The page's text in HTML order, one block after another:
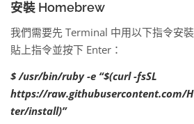
安裝 Homebrew
我們需要先 Terminal 中用以下指令安
貼上指令並按下 Enter：
$ /usr/bin/ruby -e “$(curl -fsSL
https://raw.githubusercontent.com/
ter/install)”